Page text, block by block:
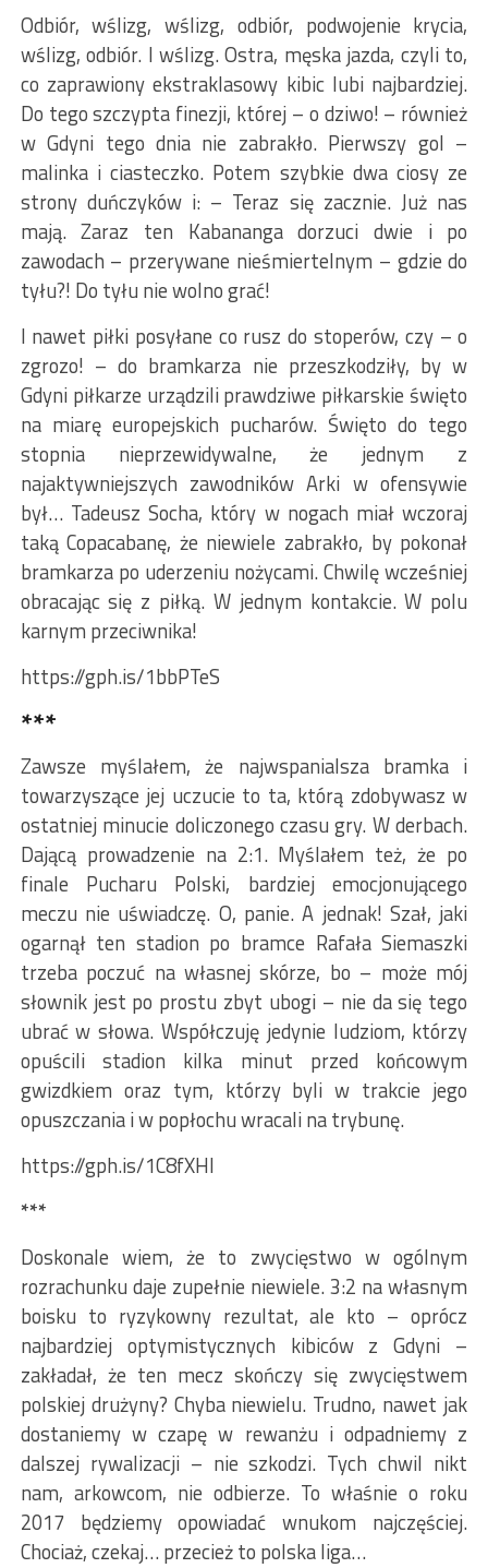
Odbiór, wślizg, wślizg, odbiór, podwojenie krycia,
wślizg, odbiór. I wślizg. Ostra, męska jazda, czyli to,
co zaprawiony ekstraklasowy kibic lubi najbardziej.
Do tego szczypta finezji, której – o dziwo! – również
w Gdyni tego dnia nie zabrakło. Pierwszy gol –
malinka i ciasteczko. Potem szybkie dwa ciosy ze
strony duńczyków i: – Teraz się zacznie. Już nas
mają. Zaraz ten Kabananga dorzuci dwie i po
zawodach – przerywane nieśmiertelnym – gdzie do
tyłu?! Do tyłu nie wolno grać!
I nawet piłki posyłane co rusz do stoperów, czy – o
zgrozo! – do bramkarza nie przeszkodziły, by w
Gdyni piłkarze urządzili prawdziwe piłkarskie święto
na miarę europejskich pucharów. Święto do tego
stopnia nieprzewidywalne, że jednym z
najaktywniejszych zawodników Arki w ofensywie
był… Tadeusz Socha, który w nogach miał wczoraj
taką Copacabanę, że niewiele zabrakło, by pokonał
bramkarza po uderzeniu nożycami. Chwilę wcześniej
obracając się z piłką. W jednym kontakcie. W polu
karnym przeciwnika!
https://gph.is/1bbPTeS
***
Zawsze myślałem, że najwspanialsza bramka i
towarzyszące jej uczucie to ta, którą zdobywasz w
ostatniej minucie doliczonego czasu gry. W derbach.
Dającą prowadzenie na 2:1. Myślałem też, że po
finale Pucharu Polski, bardziej emocjonującego
meczu nie uświadczę. O, panie. A jednak! Szał, jaki
ogarnął ten stadion po bramce Rafała Siemaszki
trzeba poczuć na własnej skórze, bo – może mój
słownik jest po prostu zbyt ubogi – nie da się tego
ubrać w słowa. Współczuję jedynie ludziom, którzy
opuścili stadion kilka minut przed końcowym
gwizdkiem oraz tym, którzy byli w trakcie jego
opuszczania i w popłochu wracali na trybunę.
https://gph.is/1C8fXHI
***
Doskonale wiem, że to zwycięstwo w ogólnym
rozrachunku daje zupełnie niewiele. 3:2 na własnym
boisku to ryzykowny rezultat, ale kto – oprócz
najbardziej optymistycznych kibiców z Gdyni –
zakładał, że ten mecz skończy się zwycięstwem
polskiej drużyny? Chyba niewielu. Trudno, nawet jak
dostaniemy w czapę w rewanżu i odpadniemy z
dalszej rywalizacji – nie szkodzi. Tych chwil nikt
nam, arkowcom, nie odbierze. To właśnie o roku
2017 będziemy opowiadać wnukom najczęściej.
Chociaż, czekaj… przecież to polska liga…